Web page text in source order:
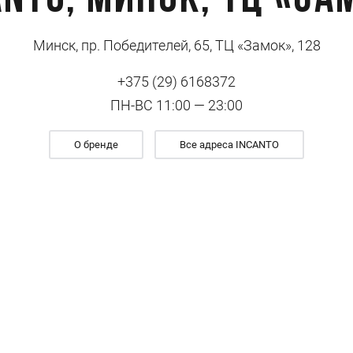
Минск, пр. Победителей, 65, ТЦ «Замок», 128
+375 (29) 6168372
ПН-ВС 11:00 — 23:00
О бренде Все адреса INCANTO